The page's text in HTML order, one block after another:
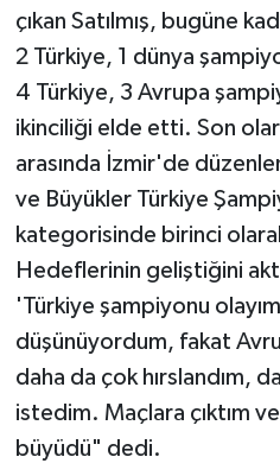
çıkan Satılmış, bugüne
2 Türkiye, 1 dünya
4 Türkiye, 3 Avrupa
ikinciliği elde etti. Son
arasında İzmir'de
ve Büyükler Türkiye
kategorisinde birinci
Hedeflerinin geliştiğini
'Türkiye şampiyonu
düşünüyordum, fakat
daha da çok hırslandım,
istedim. Maçlara çıktım
büyüdü" dedi.